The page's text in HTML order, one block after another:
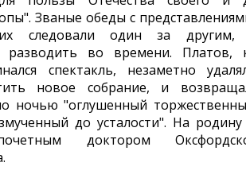
Званые обеды с
следовали один за другим,
разводить во времени. Платов,
спектакль, незаметно
новое собрание, и
ночью "оглушенный
до усталости". На
доктором